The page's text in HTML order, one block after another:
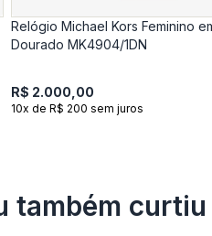
Relógio Michael Kors Feminino
Dourado MK4904/1DN
R$ 2.000,00
10x de R$ 200 sem juros
também curtiu